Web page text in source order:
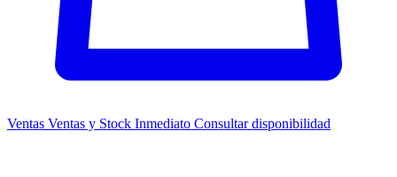
Ventas Ventas y Stock Inmediato Consultar disponibilidad